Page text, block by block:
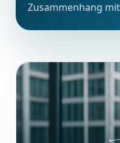
Zusammenhang